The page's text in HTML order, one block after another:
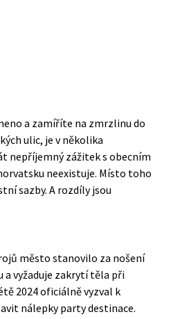
a zamíříte na zmrzlinu do
ulic, je v několika
nepříjemný zážitek s obecním
neexistuje. Místo toho
sazby. A rozdíly jsou
město stanovilo za nošení
a vyžaduje zakrytí těla při
2024oficiálně vyzval k
nálepky party destinace.